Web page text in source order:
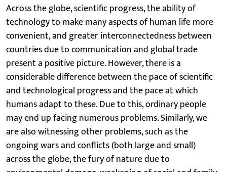
Across the globe, scientific progress, the ability of
technology to make many aspects of human life more
convenient, and greater interconnectedness between
countries due to communication and global trade
present a positive picture. However, there is a
considerable difference between the pace of scientific
and technological progress and the pace at which
humans adapt to these. Due to this, ordinary people
may end up facing numerous problems. Similarly, we
are also witnessing other problems, such as the
ongoing wars and conflicts (both large and small)
across the globe, the fury of nature due to